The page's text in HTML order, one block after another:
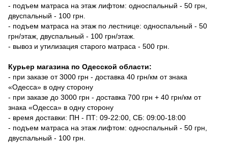
- подъем матраса на этаж лифтом: односпальный - 50 грн,
двуспальный - 100 грн.
- подъем матраса на этаж по лестнице: односпальный - 50
грн/этаж, двуспальный - 100 грн/этаж.
- вывоз и утилизация старого матраса - 500 грн.
Курьер магазина по Одесской области:
- при заказе от 3000 грн - доставка 40 грн/км от знака
«Одесса» в одну сторону
- при заказе до 3000 грн - доставка 700 грн + 40 грн/км от
знака «Одесса» в одну сторону
- время доставки: ПН - ПТ: 09-22:00, СБ: 09:00-18:00
- подъем матраса на этаж лифтом: односпальный - 50 грн,
двуспальный - 100 грн.